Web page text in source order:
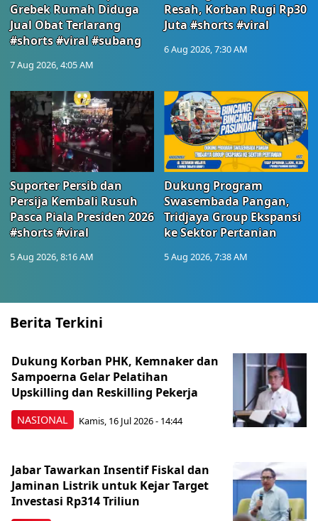
Grebek Rumah Diduga
Jual Obat Terlarang
#shorts #viral #subang
7 Aug 2026, 4:05 AM
Resah, Korban Rugi Rp30
Juta #shorts #viral
6 Aug 2026, 7:30 AM
Suporter Persib dan
Persija Kembali Rusuh
Pasca Piala Presiden 2026
#shorts #viral
5 Aug 2026, 8:16 AM
Dukung Program
Swasembada Pangan,
Tridjaya Group Ekspansi
ke Sektor Pertanian
5 Aug 2026, 7:38 AM
Berita Terkini
NASIONAL
Dukung Korban PHK, Kemnaker dan
Sampoerna Gelar Pelatihan
Upskilling dan Reskilling Pekerja
Kamis, 16 Jul 2026 - 14:44
Jabar Tawarkan Insentif Fiskal dan
Jaminan Listrik untuk Kejar Target
Investasi Rp314 Triliun